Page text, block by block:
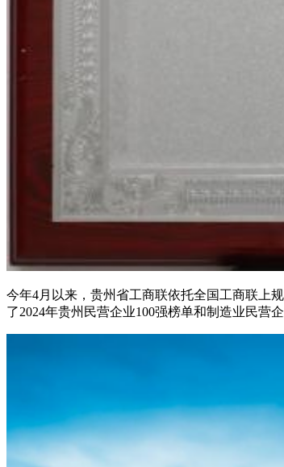
今年4月以来，贵州省工商联依托全国工商联上
了2024年贵州民营企业100强榜单和制造业民营